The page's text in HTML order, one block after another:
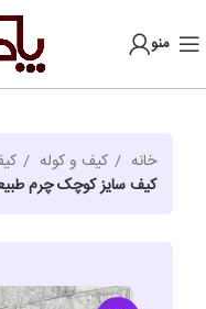
منو
خانه کیف و کوله
کیف سایز کوچک چرم